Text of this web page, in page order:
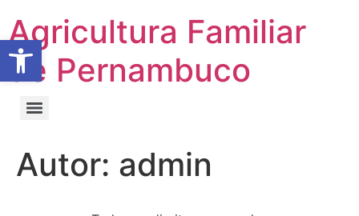
Abrir a barra de ferramentas
Agricultura Familiar
de Pernambuco
Autor: admin